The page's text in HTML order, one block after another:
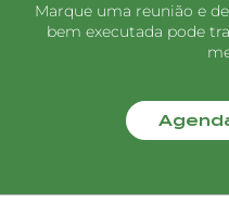
Marque uma reunião e
bem executada pode